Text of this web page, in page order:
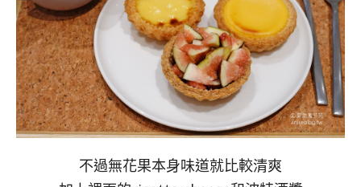
不過無花果本身味道就比較清爽